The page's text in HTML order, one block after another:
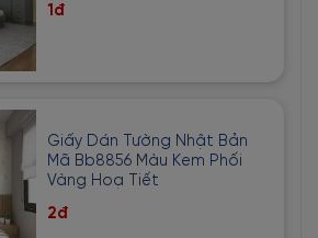
1đ
Giấy Dán Tường Nhật Bản
Mã Bb8856 Màu Kem Phối
Vàng Hoạ Tiết
2đ